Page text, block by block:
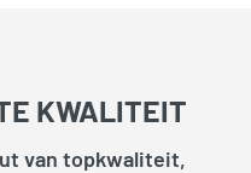
KWALITEIT
van topkwaliteit,